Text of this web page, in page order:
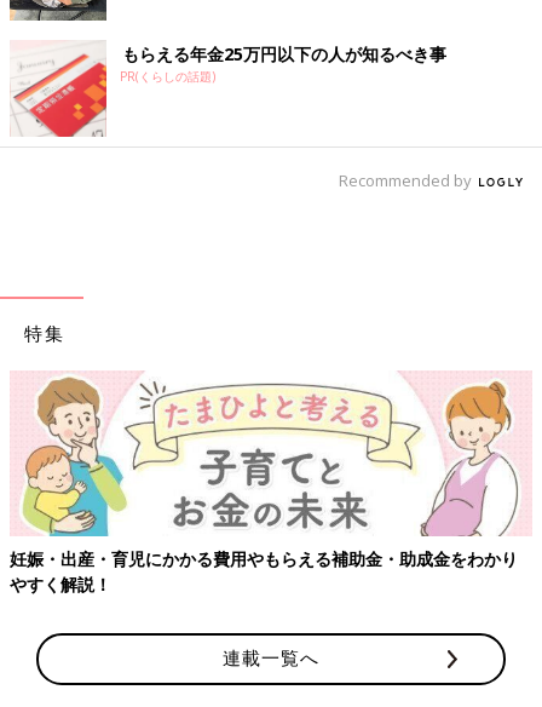
もらえる年金25万円以下の人が知るべき事
PR(くらしの話題)
Recommended by
特集
妊娠・出産・育児にかかる費用やもらえる補助金・助成金をわかり
やすく解説！
連載一覧へ